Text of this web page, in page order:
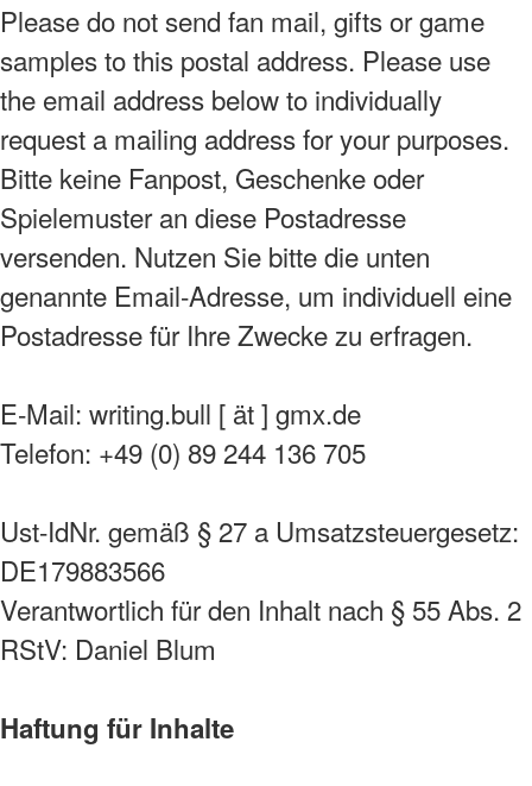
Please do not send fan mail, gifts or game
samples to this postal address. Please use
the email address below to individually
request a mailing address for your purposes.
Bitte keine Fanpost, Geschenke oder
Spielemuster an diese Postadresse
versenden. Nutzen Sie bitte die unten
genannte Email-Adresse, um individuell eine
Postadresse für Ihre Zwecke zu erfragen.
E-Mail: writing.bull [ ät ] gmx.de
Telefon: +49 (0) 89 244 136 705
Ust-IdNr. gemäß § 27 a Umsatzsteuergesetz:
DE179883566
Verantwortlich für den Inhalt nach § 55 Abs. 2
RStV: Daniel Blum
Haftung für Inhalte